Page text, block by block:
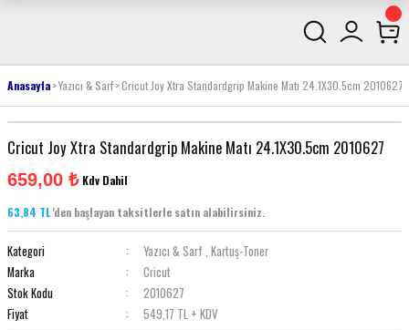
Anasayfa Yazıcı & Sarf Cricut Joy Xtra Standardgrip Makine Matı 24.1X30.5cm 2010627
Cricut Joy Xtra Standardgrip Makine Matı 24.1X30.5cm 2010627
659,00 ₺ Kdv Dahil
63,84 TL'den başlayan taksitlerle satın alabilirsiniz.
Kategori Yazıcı & Sarf , Kartuş-Toner
Marka
Cricut
Stok Kodu
2010627
Fiyat
549,17 TL + KDV